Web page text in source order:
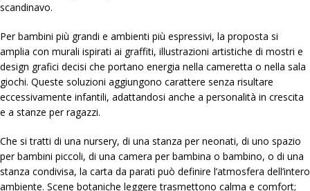
scandinavo.
Per bambini più grandi e ambienti più espressivi, la proposta si
amplia con murali ispirati ai graffiti, illustrazioni artistiche di mostri e
design grafici decisi che portano energia nella cameretta o nella sala
giochi. Queste soluzioni aggiungono carattere senza risultare
eccessivamente infantili, adattandosi anche a personalità in crescita
e a stanze per ragazzi.
Che si tratti di una nursery, di una stanza per neonati, di uno spazio
per bambini piccoli, di una camera per bambina o bambino, o di una
stanza condivisa, la carta da parati può definire l’atmosfera dell’intero
ambiente. Scene botaniche leggere trasmettono calma e comfort;